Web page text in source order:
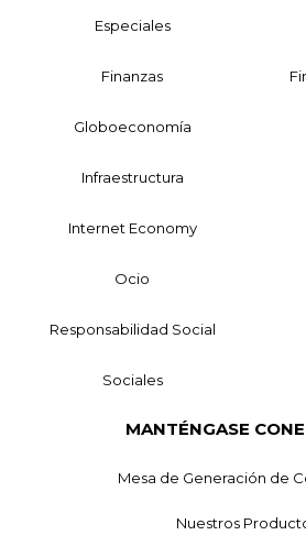
Especiales
Finanzas
Globoeconomía
Infraestructura
Internet Economy
Ocio
Responsabilidad Social
Sociales
MANTÉNGASE
Mesa de Generación de
Nuestros